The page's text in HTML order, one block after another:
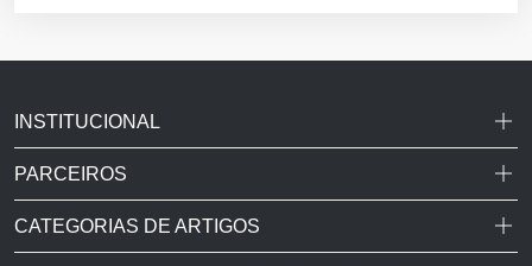
INSTITUCIONAL
PARCEIROS
CATEGORIAS DE ARTIGOS